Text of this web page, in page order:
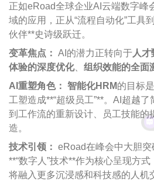
正如eRoad全球企业AI云端数字峰
域的应用，正从“流程自动化”工具
伙伴**史诗级跃迁。
变革焦点： AI的潜力正转向于人才
体验的深度优化、 组织效能的全面
AI 重塑角色： 智能化HRM的目标
工塑造成**“超级员工”**。AI超越
到工作流的重新设计、员工技能的
造。
技术引领： eRoad在峰会中大胆
**“数字人”技术**作为核心呈现方
将融入更多沉浸感和科技感的人机